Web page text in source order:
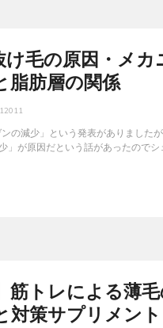
け毛の原因・メカ
脂肪層の関係
の減少」という発表がありました
」が原因だという話があったので
筋トレによる薄
対策サプリメント